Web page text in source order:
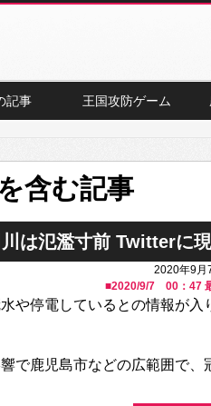
記事 王国攻防ゲーム
含む記事
は氾濫寸前 Twitterに
2020年9月
■2020/9/7 00：47
や停電しているとの情報が入
で鹿児島市などの広範囲で、